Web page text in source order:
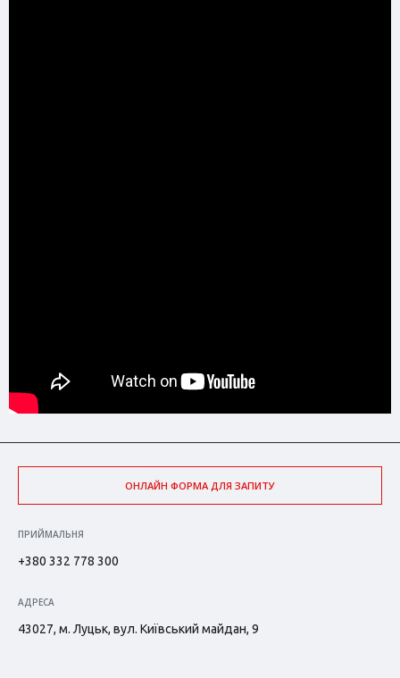
ОНЛАЙН ФОРМА ДЛЯ ЗАПИТУ
ПРИЙМАЛЬНЯ
+380 332 778 300
АДРЕСА
43027, м. Луцьк, вул. Київський майдан, 9